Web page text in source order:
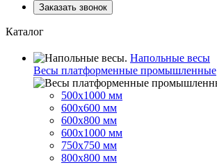
Заказать звонок
Каталог
Напольные весы
Весы платформенные промышленные
500x1000 мм
600x600 мм
600x800 мм
600x1000 мм
750x750 мм
800x800 мм